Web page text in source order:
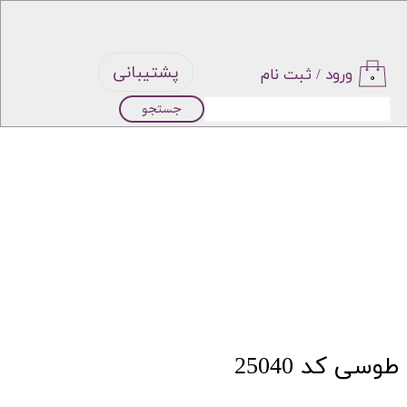
ورود / ثبت نام
حساب
خروج از
حساب
۰ پشتیبانی
جستجو
کد 25040